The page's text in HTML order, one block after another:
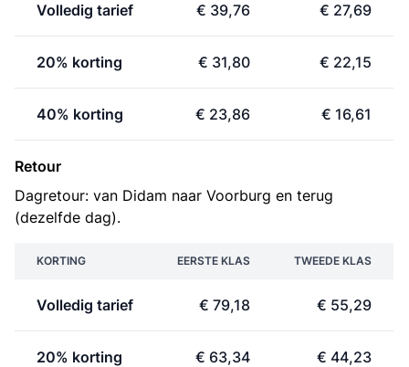
Volledig tarief € 39,76 € 27,69
20% korting € 31,80 € 22,15
40% korting € 23,86 € 16,61
Retour
Dagretour: van Didam naar Voorburg en terug
(dezelfde dag).
KORTING EERSTE KLAS TWEEDE KLAS
Volledig tarief € 79,18 € 55,29
20% korting € 63,34 € 44,23